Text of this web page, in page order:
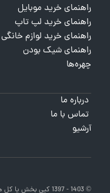
راهنمای خرید موبایل
راهنمای خرید لپ تاپ
راهنمای خرید لوازم خانگی
راهنمای شیک بودن
چهره‌ها
درباره ما
تماس با ما
آرشیو
© 1403 - 1397 کپی بخش یا کل هر کدام از مطالب